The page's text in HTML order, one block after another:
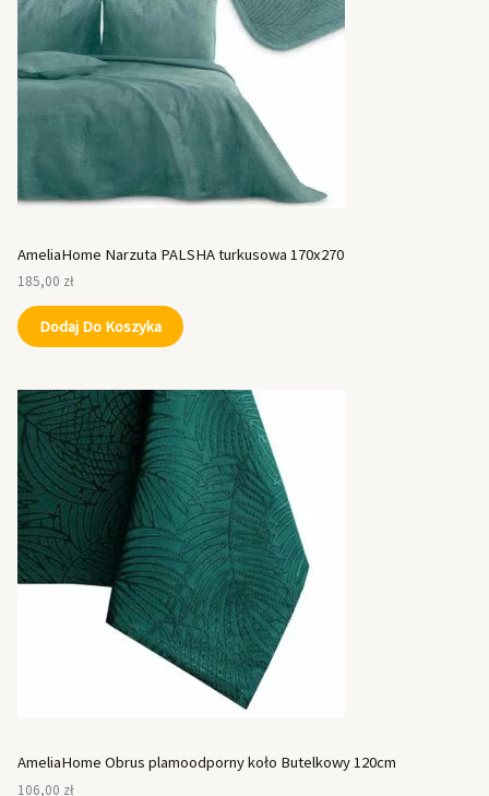
AmeliaHome Narzuta PALSHA turkusowa 170x270
185,00 zł
Dodaj Do Koszyka
AmeliaHome Obrus plamoodporny koło Butelkowy 120cm
106,00 zł